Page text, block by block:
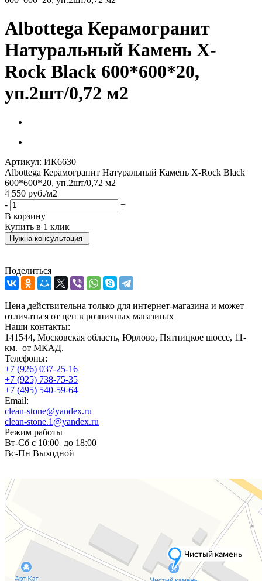
Albottega Керамогранит
Натуральный Камень X-
Rock Black 600*600*20,
уп.2шт/0,72 м2
Артикул: ИК6630
Albottega Керамогранит Натуральный Камень X-Rock Black
600*600*20, уп.2шт/0,72 м2
4 550 руб./м2
-
+
В корзину
Купить в 1 клик
Нужна консультация
Поделиться
Цена действительна только для интернет-магазина и может
отличаться от цен в розничных магазинах
Наши контакты:
141544, Московская область, Юрлово, Пятницкое шоссе, 11-
км. от МКАД.
Телефоны:
+7 (926) 037-25-16
+7 (925) 738-75-35
+7 (495) 540-59-64
Email:
clean-stone@yandex.ru
clean-stone.1@yandex.ru
Режим работы
Вт-Сб с 10:00 до 18:00
Вс-Пн Выходной